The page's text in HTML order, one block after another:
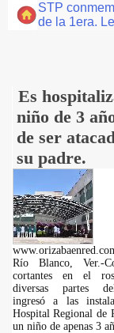
STP
de la 1era.
Es
niño de 3
de ser
su padre.
Río Blanco, Ver.-
cortantes en el
diversas partes
ingresó a las
Hospital Regional de
un niño de apenas 3